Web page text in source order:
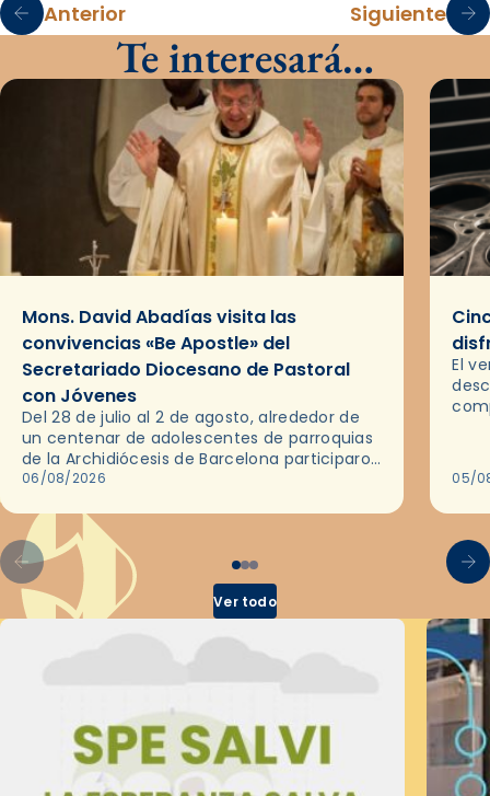
Anterior Siguiente
Te interesará…
Mons. David Abadías visita las
convivencias «Be Apostle» del
Secretariado Diocesano de Pastoral
con Jóvenes
Del 28 de julio al 2 de agosto, alrededor de
un centenar de adolescentes de parroquias
de la Archidiócesis de Barcelona participaron
en las convivencias Be Apostle, organizadas
06/08/2026
El
05/
Ver todo